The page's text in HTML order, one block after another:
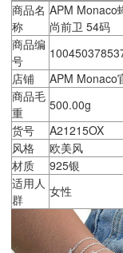
商品名
称
APM Monaco
尚前卫 54码
商品编
号
店铺
APM Monaco
商品毛
重
500.00g
货号
A21215OX
风格
欧美风
材质
925银
适用人
群
女性